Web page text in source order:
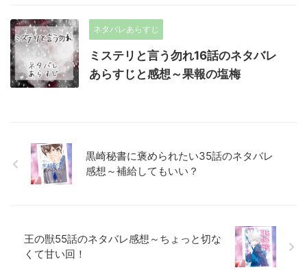
ネタバレあらすじ
ミステリと言う勿れ16話のネタバレ
あらすじと感想～果報の塩梅
黒崎秘書に褒められたい35話のネタバレ
感想～補給してもいい？
王の獣55話のネタバレ感想～ちょっと切な
くて甘い回！